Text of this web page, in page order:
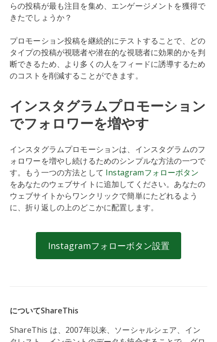
らの投稿が最も注目を集め、エンゲージメントを獲得で
きたでしょうか？
プロモーション投稿を継続的にテストすることで、どの
タイプの投稿が視聴者や潜在的な視聴者に効果的かを判
断できるため、より多くの人をフィードに誘導するため
のコストを削減することができます。
インスタグラムプロモーション
でフォロワーを増やす
インスタグラムプロモーションは、インスタグラムのフ
ォロワーを増やし続けるためのシンプルな方法の一つで
す。もう一つの方法として Instagramフォローボタン
をあなたのウェブサイトに追加してください。あなたの
ウェブサイトからワンクリックで簡単にたどれるよう
に、折り返しの上のどこかに配置します。
Instagramフォローボタン設置
についてShareThis
ShareThis は、2007年以来、ソーシャルシェア、イン